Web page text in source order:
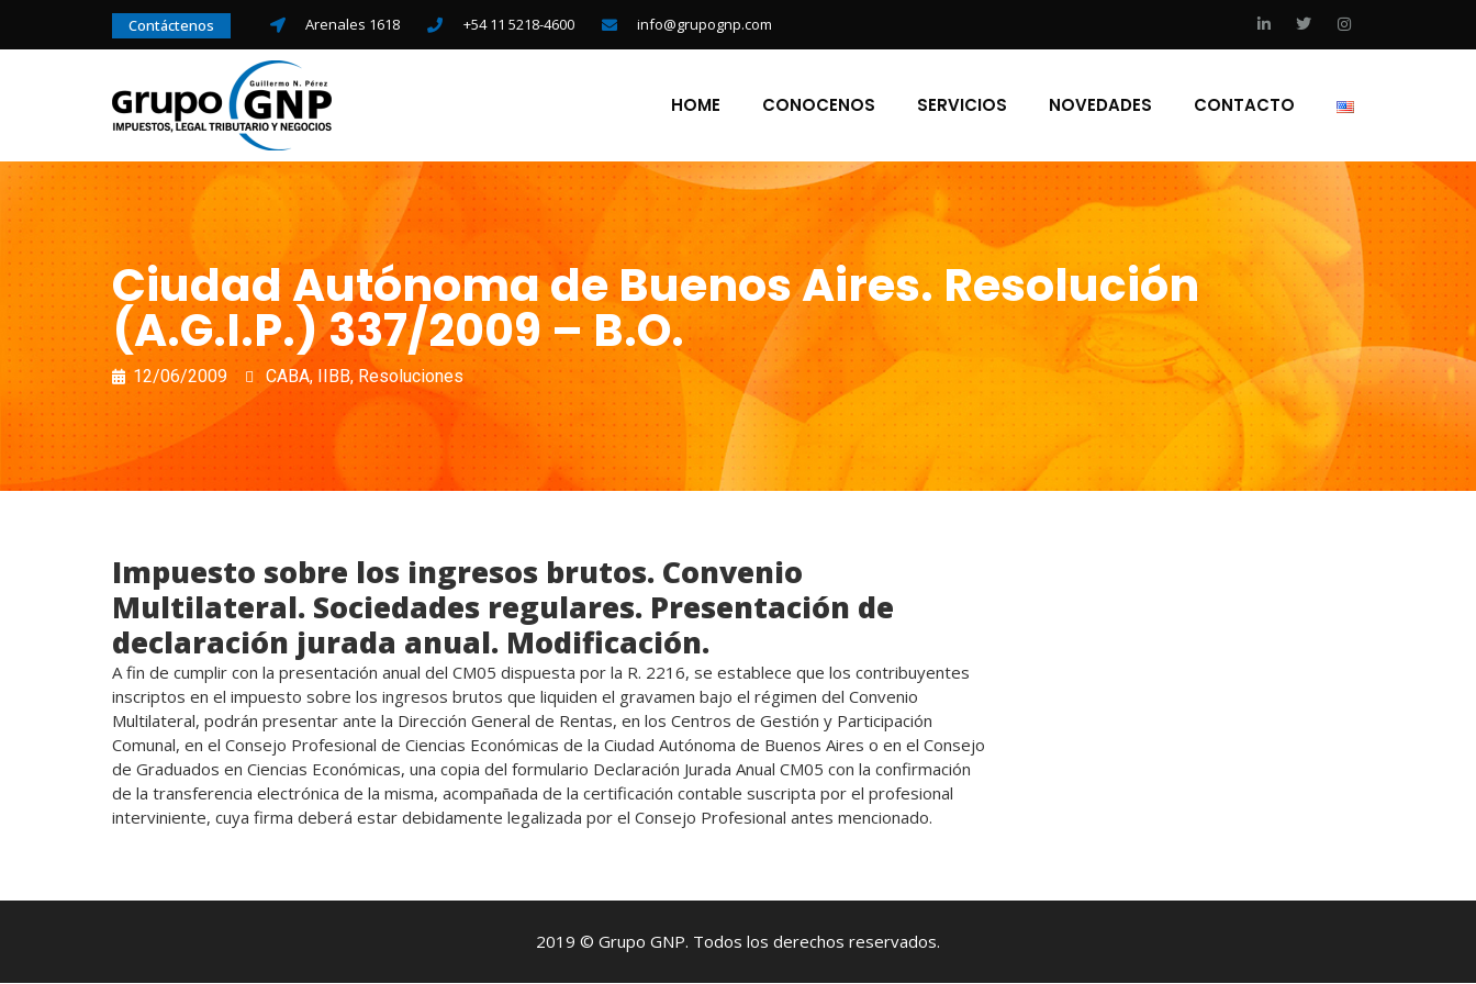
Contáctenos Arenales 1618 +54 11 5218-4600 info@grupognp.com
HOME CONOCENOS SERVICIOS NOVEDADES CONTACTO
Ciudad Autónoma de Buenos Aires. Resolución
(A.G.I.P.) 337/2009 – B.O.
12/06/2009 CABA, IIBB,Resoluciones
Impuesto sobre los ingresos brutos. Convenio
Multilateral. Sociedades regulares. Presentación de
declaración jurada anual. Modificación.
A fin de cumplir con la presentación anual del CM05 dispuesta por la R. 2216, se establece que los contribuyentes
inscriptos en el impuesto sobre los ingresos brutos que liquiden el gravamen bajo el régimen del Convenio
Multilateral, podrán presentar ante la Dirección General de Rentas, en los Centros de Gestión y Participación
Comunal, en el Consejo Profesional de Ciencias Económicas de la Ciudad Autónoma de Buenos Aires o en el Consejo
de Graduados en Ciencias Económicas, una copia del formulario Declaración Jurada Anual CM05 con la confirmación
de la transferencia electrónica de la misma, acompañada de la certificación contable suscripta por el profesional
interviniente, cuya firma deberá estar debidamente legalizada por el Consejo Profesional antes mencionado.
2019 © Grupo GNP. Todos los derechos reservados.